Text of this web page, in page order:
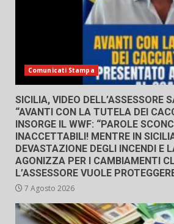
Comunicati Stampa
SICILIA, VIDEO DELL’ASSESSORE
“AVANTI CON LA TUTELA DEI
INSORGE IL WWF: “PAROLE
INACCETTABILI! MENTRE IN
DEVASTAZIONE DEGLI INCENDI E
AGONIZZA PER I CAMBIAMENTI
L’ASSESSORE VUOLE
7 Agosto 2026